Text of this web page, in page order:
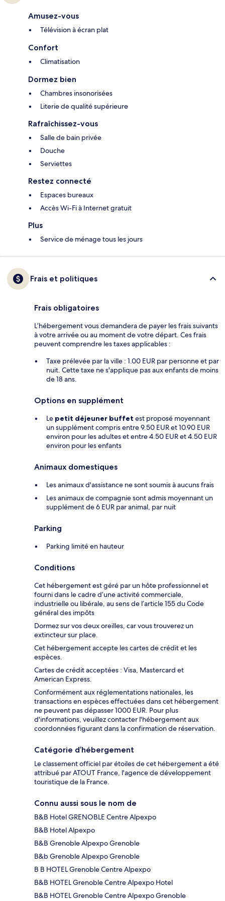
Amusez-vous
Télévision à écran plat
Confort
Climatisation
Dormez bien
Chambres insonorisées
Literie de qualité supérieure
Rafraîchissez-vous
Salle de bain privée
Douche
Serviettes
Restez connecté
Espaces bureaux
Accès Wi-Fi à Internet gratuit
Plus
Service de ménage tous les jours
Frais et politiques
Frais obligatoires
L’hébergement vous demandera de payer les frais suivants
à votre arrivée ou au moment de votre départ. Ces frais
peuvent comprendre les taxes applicables :
Taxe prélevée par la ville : 1.00 EUR par personne et par
nuit. Cette taxe ne s'applique pas aux enfants de moins
de 18 ans.
Options en supplément
Le petit déjeuner buffet est proposé moyennant
un supplément compris entre 9.50 EUR et 10.90 EUR
environ pour les adultes et entre 4.50 EUR et 4.50 EUR
environ pour les enfants
Animaux domestiques
Les animaux d'assistance ne sont soumis à aucuns frais
Les animaux de compagnie sont admis moyennant un
supplément de 6 EUR par animal, par nuit
Parking
Parking limité en hauteur
Conditions
Cet hébergement est géré par un hôte professionnel et
fourni dans le cadre d’une activité commerciale,
industrielle ou libérale, au sens de l’article 155 du Code
général des impôts
Dormez sur vos deux oreilles, car vous trouverez un
extincteur sur place.
Cet hébergement accepte les cartes de crédit et les
espèces.
Cartes de crédit acceptées : Visa, Mastercard et
American Express.
Conformément aux réglementations nationales, les
transactions en espèces effectuées dans cet hébergement
ne peuvent pas dépasser 1000 EUR. Pour plus
d'informations, veuillez contacter l'hébergement aux
coordonnées figurant dans la confirmation de réservation.
Catégorie d’hébergement
Le classement officiel par étoiles de cet hébergement a été
attribué par ATOUT France, l'agence de développement
touristique de la France.
Connu aussi sous le nom de
B&B Hotel GRENOBLE Centre Alpexpo
B&B Hotel Alpexpo
B&B Grenoble Alpexpo Grenoble
B&b Grenoble Alpexpo Grenoble
B B HOTEL Grenoble Centre Alpexpo
B&B HOTEL Grenoble Centre Alpexpo Hotel
B&B HOTEL Grenoble Centre Alpexpo Grenoble